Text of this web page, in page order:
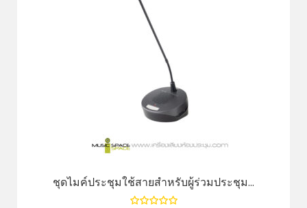
ชุดไมค์ประชุมใช้สายสำหรับผู้ร่วมประชุม...